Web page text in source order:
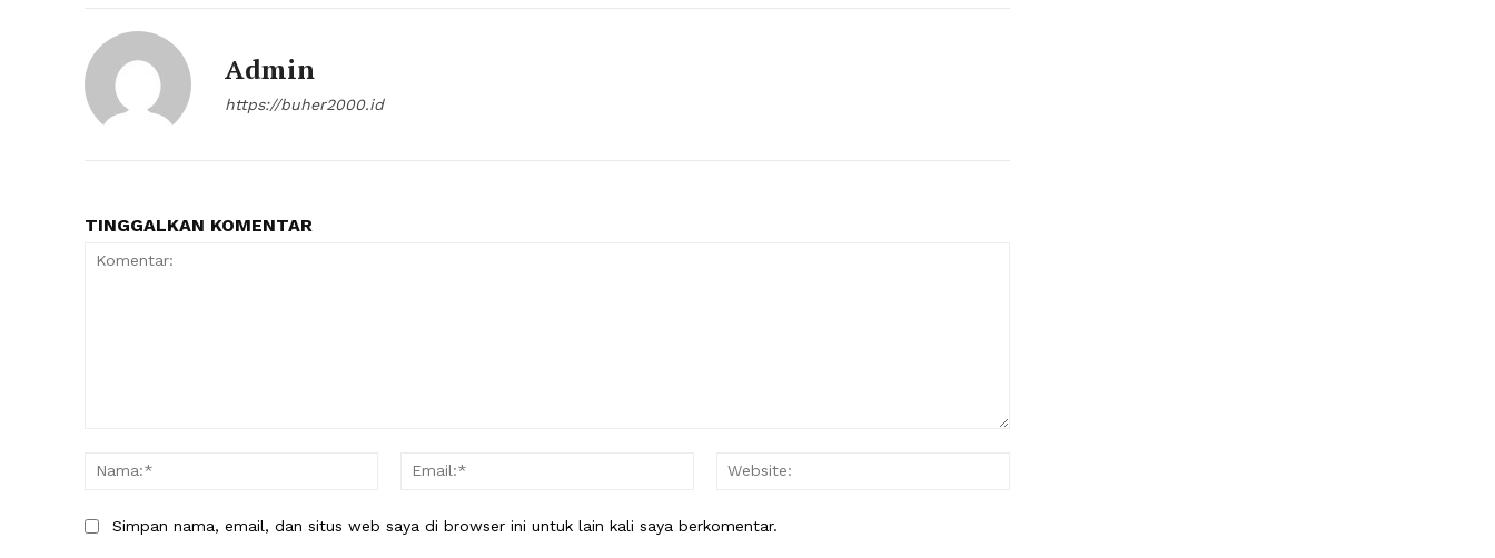
Admin
https://buher2000.id
TINGGALKAN KOMENTAR
Nama:*
Email:*
Simpan nama, email, dan situs web saya di browser ini untuk lain kali saya berkomentar.